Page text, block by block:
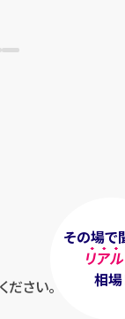
その場で
リア
相場
さい。